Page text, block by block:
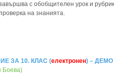
с обобщителен урок и
на знанията.
ЗА 10. КЛАС (електронен) – ДЕМО
Боева)